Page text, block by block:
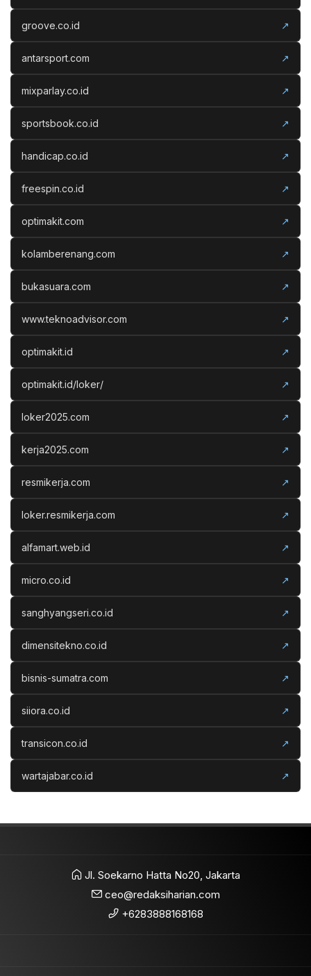
groove.co.id ↗
antarsport.com ↗
mixparlay.co.id ↗
sportsbook.co.id ↗
handicap.co.id ↗
freespin.co.id ↗
optimakit.com ↗
kolamberenang.com ↗
bukasuara.com ↗
www.teknoadvisor.com ↗
optimakit.id ↗
optimakit.id/loker/ ↗
loker2025.com ↗
kerja2025.com ↗
resmikerja.com ↗
loker.resmikerja.com ↗
alfamart.web.id ↗
micro.co.id ↗
sanghyangseri.co.id ↗
dimensitekno.co.id ↗
bisnis-sumatra.com ↗
siiora.co.id ↗
transicon.co.id ↗
wartajabar.co.id ↗
Jl. Soekarno Hatta No20, Jakarta
ceo@redaksiharian.com
+6283888168168